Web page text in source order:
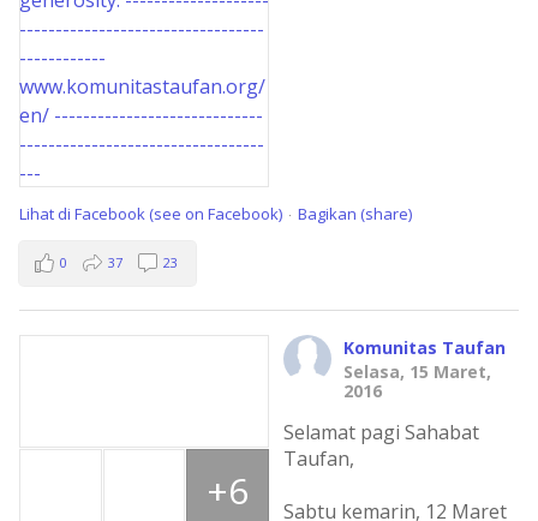
Lihat di Facebook (see on Facebook) · Bagikan (share)
0 37 23
Komunitas Taufan
Selasa, 15 Maret,
2016
Selamat pagi Sahabat
Taufan,
Sabtu kemarin, 12 Maret
+6